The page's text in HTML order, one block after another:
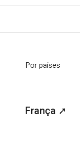
Por países
França ➚